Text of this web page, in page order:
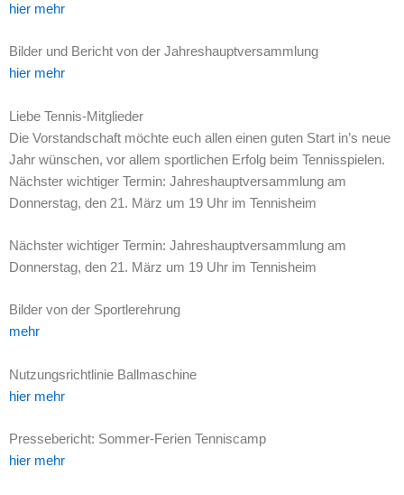
hier mehr
Bilder und Bericht von der Jahreshauptversammlung
hier mehr
Liebe Tennis-Mitglieder
Die Vorstandschaft möchte euch allen einen guten Start in’s neue
Jahr wünschen, vor allem sportlichen Erfolg beim Tennisspielen.
Nächster wichtiger Termin: Jahreshauptversammlung am
Donnerstag, den 21. März um 19 Uhr im Tennisheim
Nächster wichtiger Termin: Jahreshauptversammlung am
Donnerstag, den 21. März um 19 Uhr im Tennisheim
Bilder von der Sportlerehrung
mehr
Nutzungsrichtlinie Ballmaschine
hier mehr
Pressebericht: Sommer-Ferien Tenniscamp
hier mehr